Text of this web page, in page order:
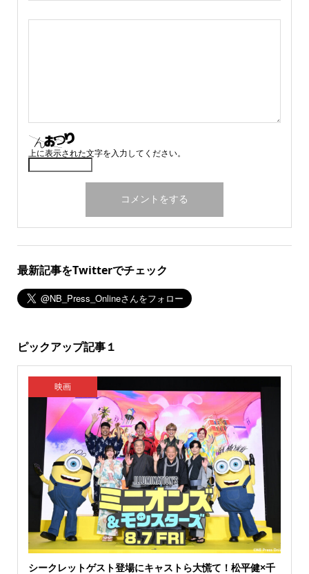
上に表示された文字を入力してください。
最新記事をTwitterでチェック
ピックアップ記事１
映画
シークレットゲスト登場にキャストら大慌て！松平健×千